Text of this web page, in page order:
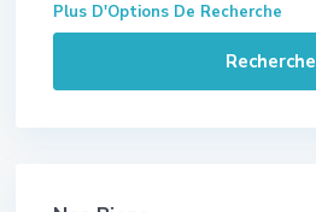
Plus D'Options De Recherche
Recherche